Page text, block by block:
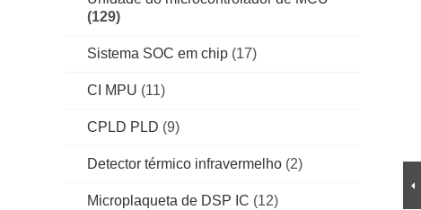
(129)
Sistema SOC em chip (17)
CI MPU (11)
CPLD PLD (9)
Detector térmico infravermelho (2)
Microplaqueta de DSP IC (12)